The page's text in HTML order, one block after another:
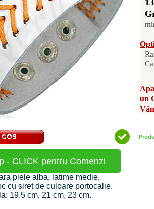
un
- CLICK pentru Comenzi
piele alba, latime medie,
cu siret de culoare portocalie.
19.5 cm, 21 cm, 23 cm.